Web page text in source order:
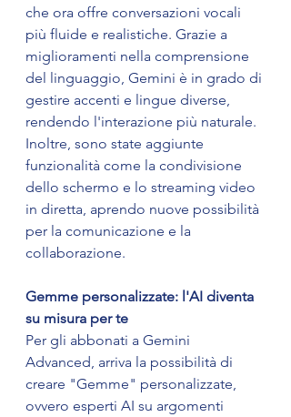
che ora offre conversazioni vocali
più fluide e realistiche. Grazie a
miglioramenti nella comprensione
del linguaggio, Gemini è in grado di
gestire accenti e lingue diverse,
rendendo l'interazione più naturale.
Inoltre, sono state aggiunte
funzionalità come la condivisione
dello schermo e lo streaming video
in diretta, aprendo nuove possibilità
per la comunicazione e la
collaborazione.
Gemme personalizzate: l'AI diventa
su misura per te
Per gli abbonati a Gemini
Advanced, arriva la possibilità di
creare "Gemme" personalizzate,
ovvero esperti AI su argomenti